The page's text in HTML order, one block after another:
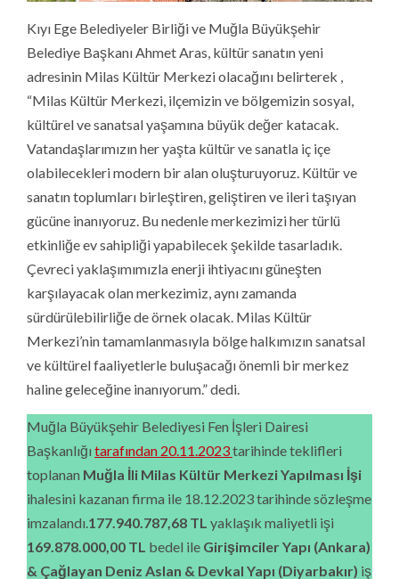
Kıyı Ege Belediyeler Birliği ve Muğla Büyükşehir
Belediye Başkanı Ahmet Aras, kültür sanatın yeni
adresinin Milas Kültür Merkezi olacağını belirterek ,
“Milas Kültür Merkezi, ilçemizin ve bölgemizin sosyal,
kültürel ve sanatsal yaşamına büyük değer katacak.
Vatandaşlarımızın her yaşta kültür ve sanatla iç içe
olabilecekleri modern bir alan oluşturuyoruz. Kültür ve
sanatın toplumları birleştiren, geliştiren ve ileri taşıyan
gücüne inanıyoruz. Bu nedenle merkezimizi her türlü
etkinliğe ev sahipliği yapabilecek şekilde tasarladık.
Çevreci yaklaşımımızla enerji ihtiyacını güneşten
karşılayacak olan merkezimiz, aynı zamanda
sürdürülebilirliğe de örnek olacak. Milas Kültür
Merkezi’nin tamamlanmasıyla bölge halkımızın sanatsal
ve kültürel faaliyetlerle buluşacağı önemli bir merkez
haline geleceğine inanıyorum.” dedi.
Muğla Büyükşehir Belediyesi Fen İşleri Dairesi
Başkanlığı tarafından 20.11.2023tarihinde teklifleri
toplanan Muğla İli Milas Kültür Merkezi Yapılması İşi
ihalesini kazanan firma ile 18.12.2023 tarihinde sözleşme
imzalandı.177.940.787,68 TL yaklaşık maliyetli işi
169.878.000,00 TL bedel ile Girişimciler Yapı (Ankara)
& Çağlayan Deniz Aslan & Devkal Yapı (Diyarbakır) iş